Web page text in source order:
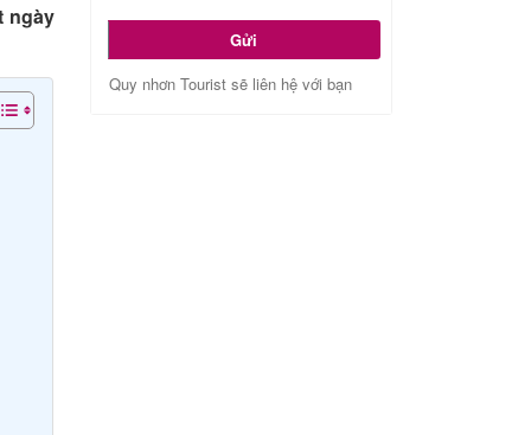
ngày
Gửi
Quy nhơn Tourist sẽ liên hệ với bạn